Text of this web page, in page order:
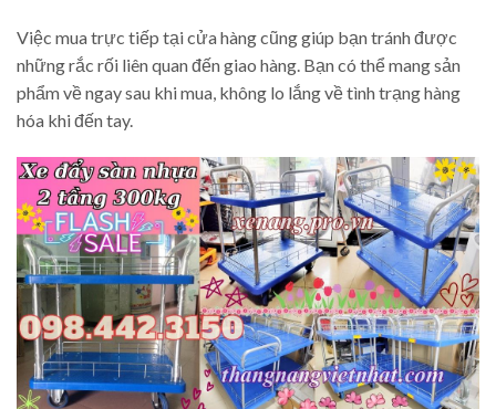
Việc mua trực tiếp tại cửa hàng cũng giúp bạn tránh được
những rắc rối liên quan đến giao hàng. Bạn có thể mang sản
phẩm về ngay sau khi mua, không lo lắng về tình trạng hàng
hóa khi đến tay.